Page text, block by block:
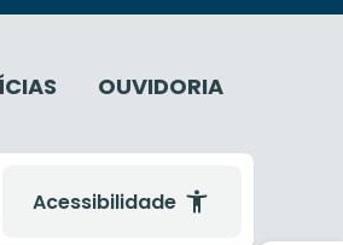
OUVIDORIA
Acessibilidade